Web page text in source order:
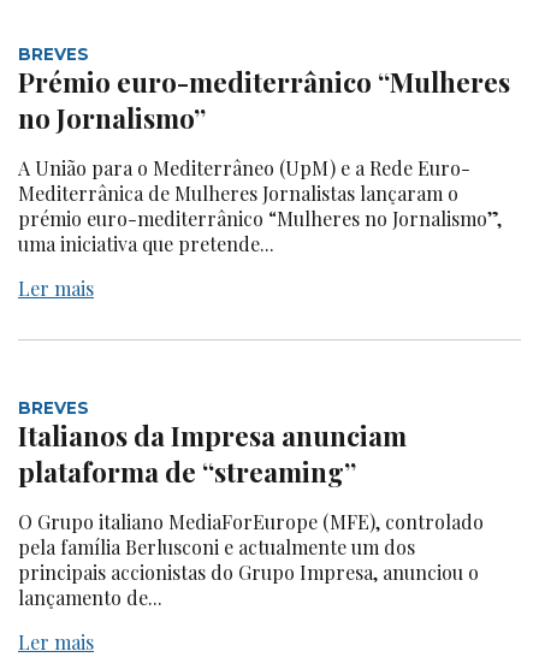
BREVES
Prémio euro-mediterrânico “Mulheres
no Jornalismo”
A União para o Mediterrâneo (UpM) e a Rede Euro-
Mediterrânica de Mulheres Jornalistas lançaram o
prémio euro-mediterrânico “Mulheres no Jornalismo”,
uma iniciativa que pretende...
Ler mais
BREVES
Italianos da Impresa anunciam
plataforma de “streaming”
O Grupo italiano MediaForEurope (MFE), controlado
pela família Berlusconi e actualmente um dos
principais accionistas do Grupo Impresa, anunciou o
lançamento de...
Ler mais